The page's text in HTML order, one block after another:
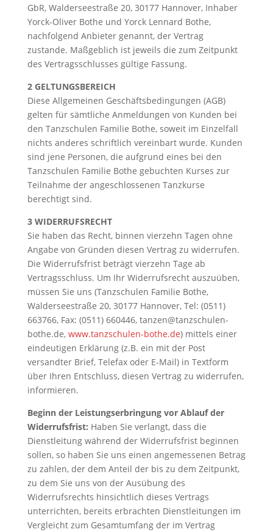
GbR, Walderseestraße 20, 30177 Hannover, Inhaber
Yorck-Oliver Bothe und Yorck Lennard Bothe,
nachfolgend Anbieter genannt, der Vertrag
zustande. Maßgeblich ist jeweils die zum Zeitpunkt
des Vertragsschlusses gültige Fassung.
2 GELTUNGSBEREICH
Diese Allgemeinen Geschäftsbedingungen (AGB)
gelten für sämtliche Anmeldungen von Kunden bei
den Tanzschulen Familie Bothe, soweit im Einzelfall
nichts anderes schriftlich vereinbart wurde. Kunden
sind jene Personen, die aufgrund eines bei den
Tanzschulen Familie Bothe gebuchten Kurses zur
Teilnahme der angeschlossenen Tanzkurse
berechtigt sind.
3 WIDERRUFSRECHT
Sie haben das Recht, binnen vierzehn Tagen ohne
Angabe von Gründen diesen Vertrag zu widerrufen.
Die Widerrufsfrist beträgt vierzehn Tage ab
Vertragsschluss. Um Ihr Widerrufsrecht auszuüben,
müssen Sie uns (Tanzschulen Familie Bothe,
Walderseestraße 20, 30177 Hannover, Tel: (0511)
663766, Fax: (0511) 660446, tanzen@tanzschulen-
bothe.de, www.tanzschulen-bothe.de) mittels einer
eindeutigen Erklärung (z.B. ein mit der Post
versandter Brief, Telefax oder E-Mail) in Textform
über Ihren Entschluss, diesen Vertrag zu widerrufen,
informieren.
Beginn der Leistungserbringung vor Ablauf der
Widerrufsfrist: Haben Sie verlangt, dass die
Dienstleitung während der Widerrufsfrist beginnen
sollen, so haben Sie uns einen angemessenen Betrag
zu zahlen, der dem Anteil der bis zu dem Zeitpunkt,
zu dem Sie uns von der Ausübung des
Widerrufsrechts hinsichtlich dieses Vertrags
unterrichten, bereits erbrachten Dienstleitungen im
Vergleicht zum Gesamtumfang der im Vertrag